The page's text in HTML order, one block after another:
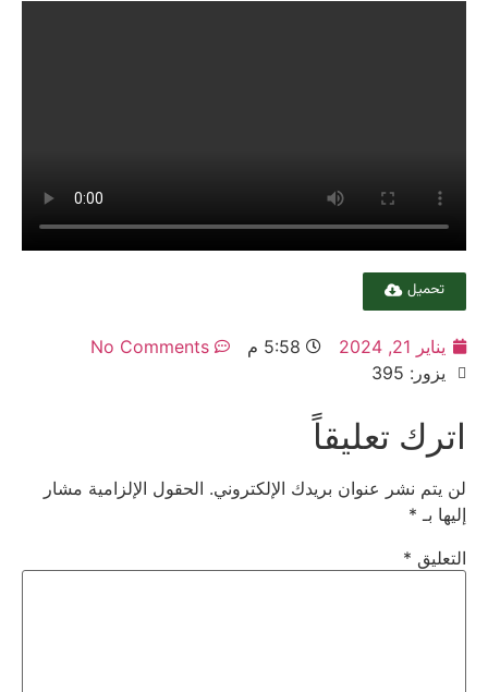
تحميل
يناير 21, 2024 5:58 م
No Comments
يزور: 395
اترك تعليقاً
لن يتم نشر عنوان بريدك الإلكتروني. الحقول الإلزامية مشار
إليها بـ *
التعليق *